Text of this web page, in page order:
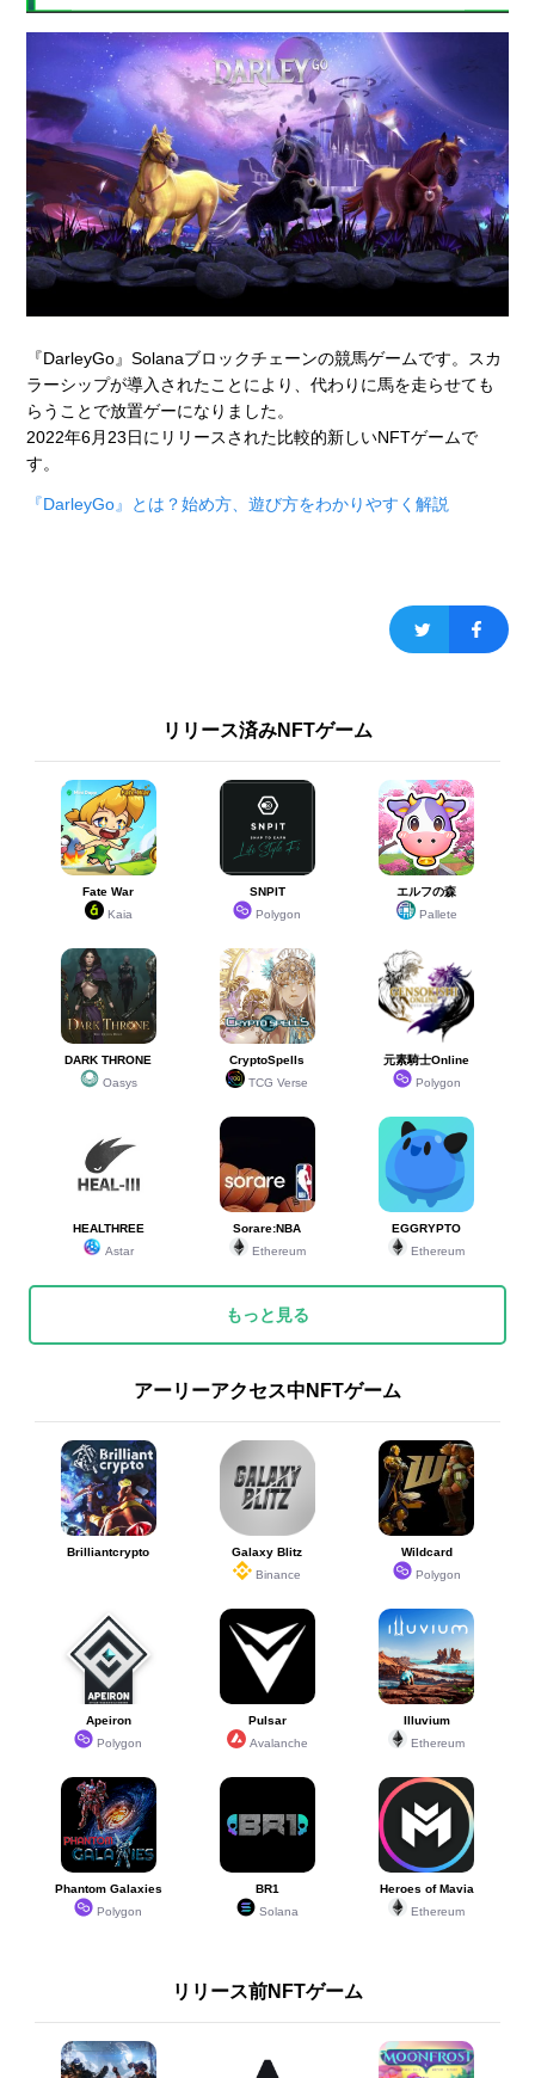
『DarleyGo』Solanaブロックチェーンの競馬ゲームです。スカ
ラーシップが導入されたことにより、代わりに馬を走らせても
らうことで放置ゲーになりました。
2022年6月23日にリリースされた比較的新しいNFTゲームで
す。
『DarleyGo』とは？始め方、遊び方をわかりやすく解説
リリース済みNFTゲーム
Fate War
Kaia
SNPIT
Polygon
エルフの森
Pallete
DARK THRONE
Oasys
CryptoSpells
TCG Verse
元素騎士Online
Polygon
HEALTHREE
Astar
Sorare:NBA
Ethereum
EGGRYPTO
Ethereum
もっと見る
アーリーアクセス中NFTゲーム
Brilliantcrypto
Galaxy Blitz
Binance
Wildcard
Polygon
Apeiron
Polygon
Pulsar
Avalanche
Illuvium
Ethereum
Phantom Galaxies
Polygon
BR1
Solana
Heroes of Mavia
Ethereum
リリース前NFTゲーム